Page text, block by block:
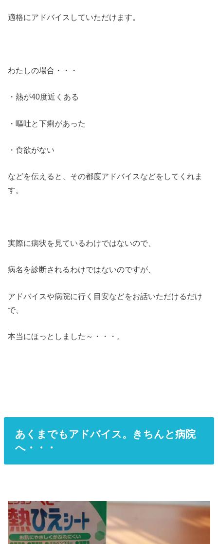
適格にアドバイスしていただけます。
わたしの場合・・・
・熱が40度近くある
・嘔吐と下痢があった
・食欲がない
などを伝えると、その都度アドバイスなどをしてくれま
す。
実際に病状を見ているわけではないので、
病名を診断されるわけではないのですが、
アドバイスや病院に行く目安などをお話いただけるだけ
で、
本当にほっとしました～・・・。
あくまでもアドバイス。きちんと病院
へ・・・